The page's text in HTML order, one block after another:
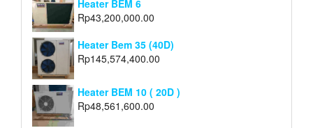
Heater BEM 6
Rp43,200,000.00
Heater Bem 35 (40D)
Rp145,574,400.00
Heater BEM 10 ( 20D )
Rp48,561,600.00